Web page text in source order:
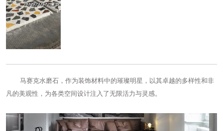
马赛克水磨石，作为装饰材料中的璀璨明星，以其卓越的多样性和非
凡的美观性，为各类空间设计注入了无限活力与灵感。